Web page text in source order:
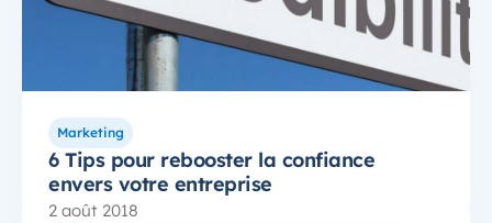
Marketing
6 Tips pour rebooster la confiance
envers votre entreprise
2 août 2018